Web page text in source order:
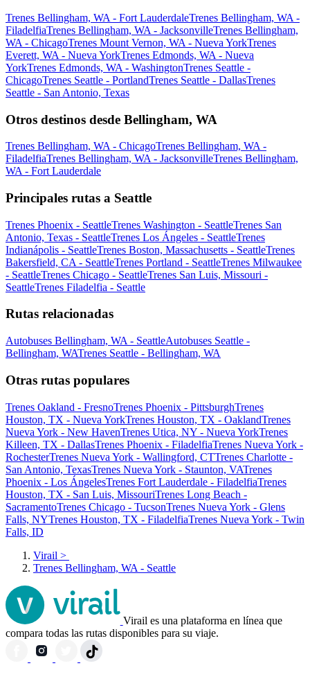
Trenes Bellingham, WA - Fort LauderdaleTrenes Bellingham, WA -
FiladelfiaTrenes Bellingham, WA - JacksonvilleTrenes Bellingham,
WA - ChicagoTrenes Mount Vernon, WA - Nueva YorkTrenes
Everett, WA - Nueva YorkTrenes Edmonds, WA - Nueva
YorkTrenes Edmonds, WA - WashingtonTrenes Seattle -
ChicagoTrenes Seattle - PortlandTrenes Seattle - DallasTrenes
Seattle - San Antonio, Texas
Otros destinos desde Bellingham, WA
Trenes Bellingham, WA - ChicagoTrenes Bellingham, WA -
FiladelfiaTrenes Bellingham, WA - JacksonvilleTrenes Bellingham,
WA - Fort Lauderdale
Principales rutas a Seattle
Trenes Phoenix - SeattleTrenes Washington - SeattleTrenes San
Antonio, Texas - SeattleTrenes Los Ángeles - SeattleTrenes
Indianápolis - SeattleTrenes Boston, Massachusetts - SeattleTrenes
Bakersfield, CA - SeattleTrenes Portland - SeattleTrenes Milwaukee
- SeattleTrenes Chicago - SeattleTrenes San Luis, Missouri -
SeattleTrenes Filadelfia - Seattle
Rutas relacionadas
Autobuses Bellingham, WA - SeattleAutobuses Seattle -
Bellingham, WATrenes Seattle - Bellingham, WA
Otras rutas populares
Trenes Oakland - FresnoTrenes Phoenix - PittsburghTrenes
Houston, TX - Nueva YorkTrenes Houston, TX - OaklandTrenes
Nueva York - New HavenTrenes Utica, NY - Nueva YorkTrenes
Killeen, TX - DallasTrenes Phoenix - FiladelfiaTrenes Nueva York -
RochesterTrenes Nueva York - Wallingford, CTTrenes Charlotte -
San Antonio, TexasTrenes Nueva York - Staunton, VATrenes
Phoenix - Los ÁngelesTrenes Fort Lauderdale - FiladelfiaTrenes
Houston, TX - San Luis, MissouriTrenes Long Beach -
SacramentoTrenes Chicago - TucsonTrenes Nueva York - Glens
Falls, NYTrenes Houston, TX - FiladelfiaTrenes Nueva York - Twin
Falls, ID
Virail >
Trenes Bellingham, WA - Seattle
Virail es una plataforma en línea que
compara todas las rutas disponibles para su viaje.